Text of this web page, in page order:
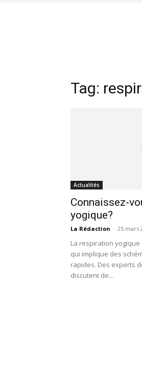
Tag:
Actualités
Connaissez-
yogique?
La Rédaction - 25 mars
La respiration
qui implique des
rapides. Des experts
discutent de...